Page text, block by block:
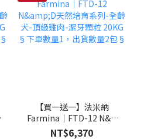
【買一送一】法米納
Farmina｜FTD-12 N&D
天然培育系列-全齡犬-頂級
NT$6,370